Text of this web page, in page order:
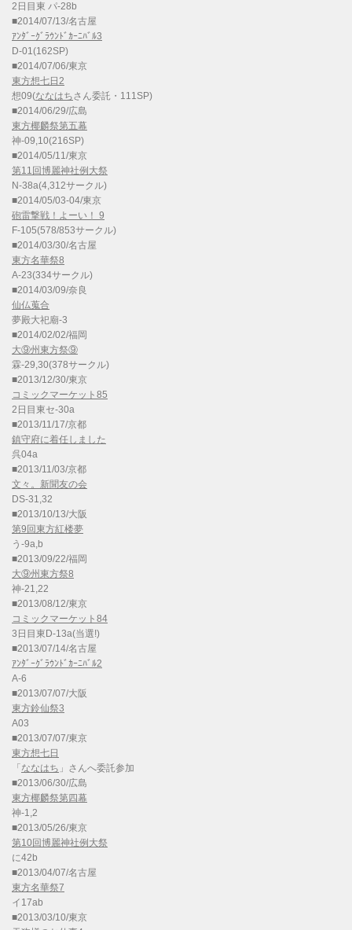
2日目東 パ-28b
■2014/07/13/名古屋
ｱﾝﾀﾞｰｸﾞﾗｳﾝﾄﾞｶｰﾆﾊﾞﾙ3
D-01(162SP)
■2014/07/06/東京
東方想七日2
想09(ななはちさん委託・111SP)
■2014/06/29/広島
東方椰麟祭第五幕
神-09,10(216SP)
■2014/05/11/東京
第11回博麗神社例大祭
N-38a(4,312サークル)
■2014/05/03-04/東京
砲雷撃戦！よーい！ 9
F-105(578/853サークル)
■2014/03/30/名古屋
東方名華祭8
A-23(334サークル)
■2014/03/09/奈良
仙仏蒐合
夢殿大祀廟-3
■2014/02/02/福岡
大⑨州東方祭⑨
霖-29,30(378サークル)
■2013/12/30/東京
コミックマーケット85
2日目東セ-30a
■2013/11/17/京都
鎮守府に着任しました
呉04a
■2013/11/03/京都
文々。新聞友の会
DS-31,32
■2013/10/13/大阪
第9回東方紅楼夢
う-9a,b
■2013/09/22/福岡
大⑨州東方祭8
神-21,22
■2013/08/12/東京
コミックマーケット84
3日目東D-13a(当選!)
■2013/07/14/名古屋
ｱﾝﾀﾞｰｸﾞﾗｳﾝﾄﾞｶｰﾆﾊﾞﾙ2
A-6
■2013/07/07/大阪
東方鈴仙祭3
A03
■2013/07/07/東京
東方想七日
「 ななはち 」さんへ委託参加
■2013/06/30/広島
東方椰麟祭第四幕
神-1,2
■2013/05/26/東京
第10回博麗神社例大祭
に42b
■2013/04/07/名古屋
東方名華祭7
イ17ab
■2013/03/10/東京